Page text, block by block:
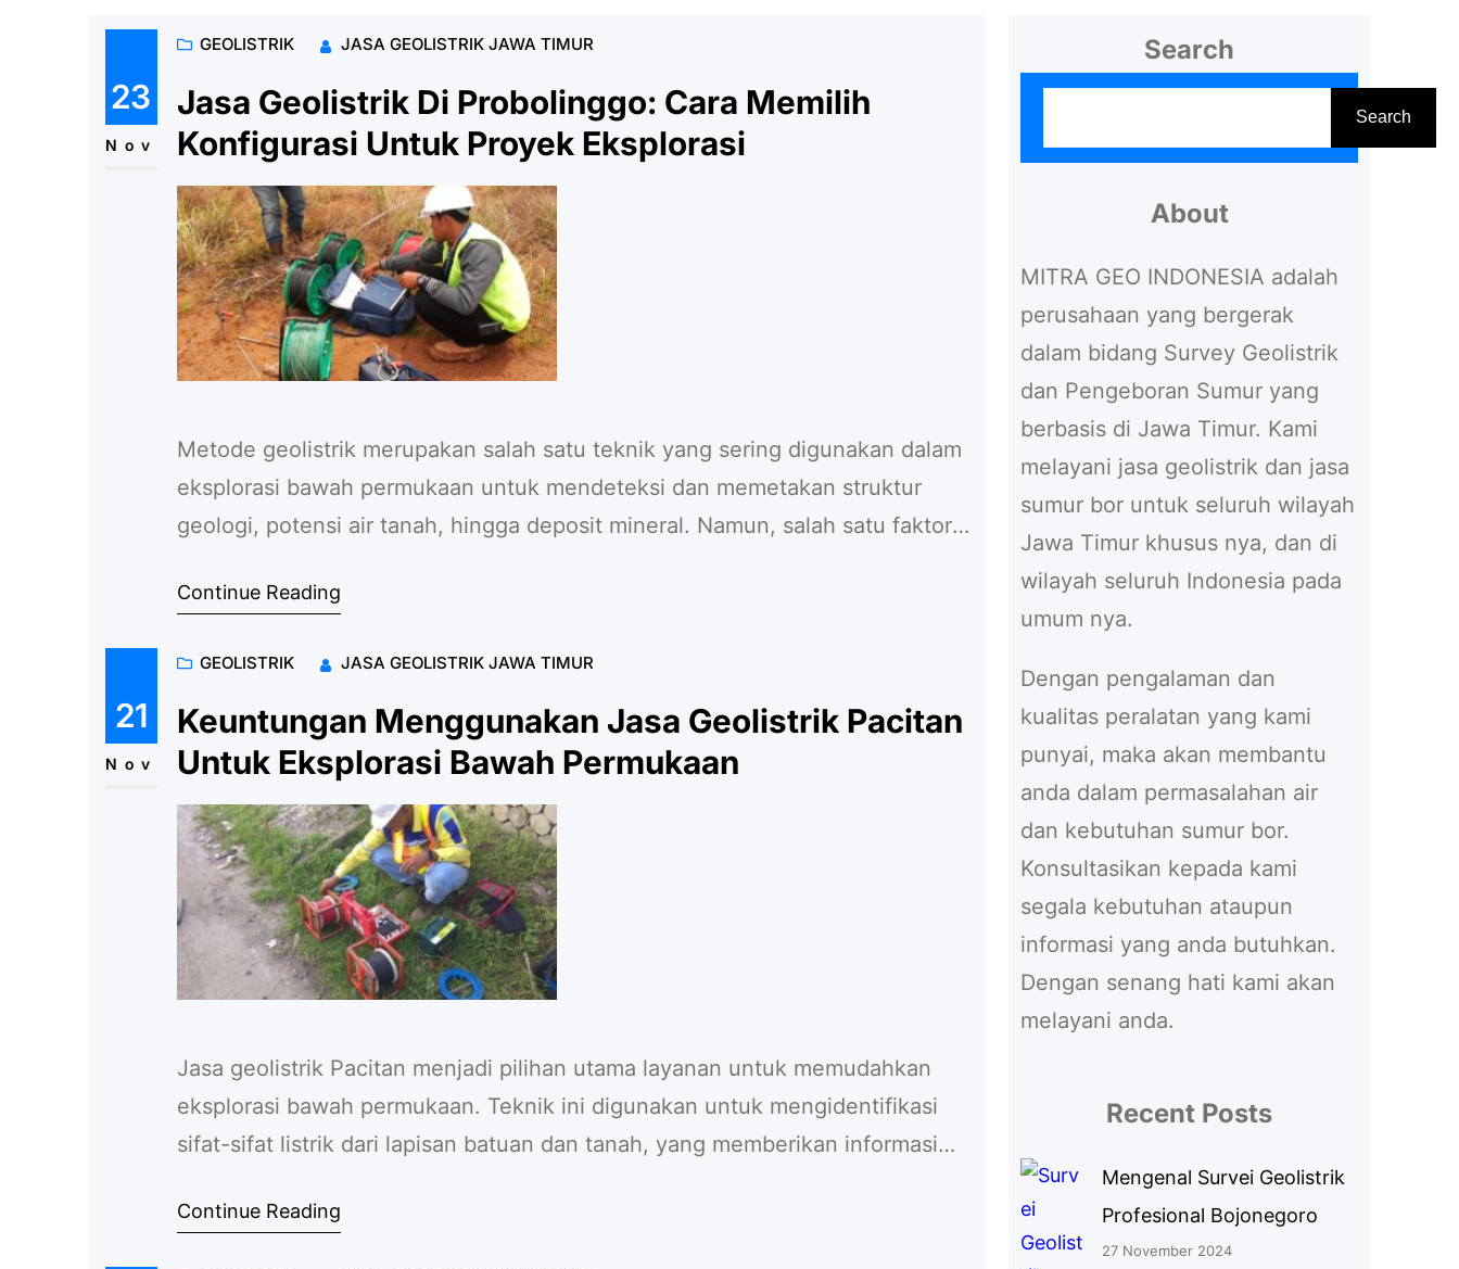
23
Nov
GEOLISTRIK JASA GEOLISTRIK JAWA TIMUR
Jasa Geolistrik Di Probolinggo: Cara Memilih
Konfigurasi Untuk Proyek Eksplorasi
Metode geolistrik merupakan salah satu teknik yang sering digunakan dalam
eksplorasi bawah permukaan untuk mendeteksi dan memetakan struktur
geologi, potensi air tanah, hingga deposit mineral. Namun, salah satu faktor
pemilihan konfigurasi yang tepat. Berbagai jenis konfigurasi alat geolistrik
Untuk…
Continue Reading
21
Nov
GEOLISTRIK JASA GEOLISTRIK JAWA TIMUR
Keuntungan Menggunakan Jasa Geolistrik Pacitan
Untuk Eksplorasi Bawah Permukaan
Jasa geolistrik Pacitan menjadi pilihan utama layanan untuk memudahkan
eksplorasi bawah permukaan. Teknik ini digunakan untuk mengidentifikasi
sifat-sifat listrik dari lapisan batuan dan tanah, yang memberikan informasi
mineral di bawah tanah. Metode ini memiliki banyak keunggulan yang
Continue Reading
Search
a
h
Search
About
MITRA GEO INDONESIA adalah
perusahaan yang bergerak
dalam bidang Survey Geolistrik
dan Pengeboran Sumur yang
berbasis di Jawa Timur. Kami
melayani jasa geolistrik dan jasa
sumur bor untuk seluruh wilayah
Jawa Timur khusus nya, dan di
wilayah seluruh Indonesia pada
umum nya.
Dengan pengalaman dan
kualitas peralatan yang kami
punyai, maka akan membantu
anda dalam permasalahan air
dan kebutuhan sumur bor.
Konsultasikan kepada kami
segala kebutuhan ataupun
informasi yang anda butuhkan.
Dengan senang hati kami akan
melayani anda.
Recent Posts
Mengenal Survei Geolistrik
Profesional Bojonegoro
27 November 2024